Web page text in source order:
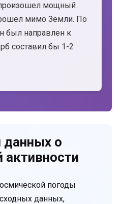
мощный
мимо Земли. По
был направлен к
составил бы 1-2
о
активности
погоды
данных,